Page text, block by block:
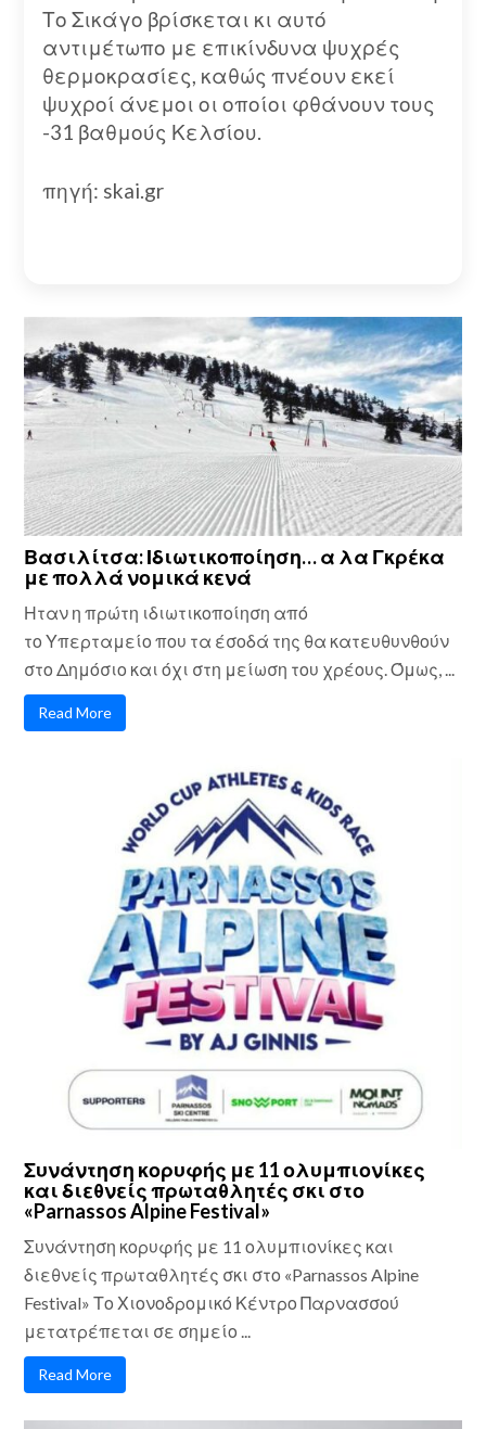
Το Σικάγο βρίσκεται κι αυτό
αντιμέτωπο με επικίνδυνα ψυχρές
θερμοκρασίες, καθώς πνέουν εκεί
ψυχροί άνεμοι οι οποίοι φθάνουν τους
-31 βαθμούς Κελσίου.
πηγή: skai.gr
Βασιλίτσα: Ιδιωτικοποίηση… α λα Γκρέκα
με πολλά νομικά κενά
Ηταν η πρώτη ιδιωτικοποίηση από
το Υπερταμείο που τα έσοδά της θα κατευθυνθούν
στο Δημόσιο και όχι στη μείωση του χρέους. Όμως, ...
Read More
Συνάντηση κορυφής με 11 ολυμπιονίκες
και διεθνείς πρωταθλητές σκι στο
«Parnassos Alpine Festival»
Συνάντηση κορυφής με 11 ολυμπιονίκες και
διεθνείς πρωταθλητές σκι στο «Parnassos Alpine
Festival» Το Χιονοδρομικό Κέντρο Παρνασσού
μετατρέπεται σε σημείο ...
Read More